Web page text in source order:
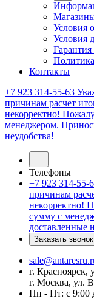
Условия
Условия
Гарантия
Политика
Контакты
+7 923 314-55-63
причинам расчет
некорректно!
менеджером.
неудобства!
Телефоны
+7 923 314-55-
причинам
некорректно!
сумму с
доставленные
Заказать звонок
г. Красноярск,
г. Москва, ул.
Пн - Пт: с 9:00